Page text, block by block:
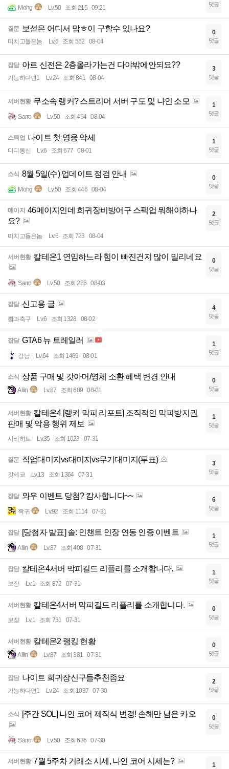
Mohg Lv.50 조회 215 09:21 댓글
질문 보섣은 어디서 맘ㅎ이 구할수 있나요?
미치고돌은놈 Lv.6 조회 562 08-04
0
댓글
잡담 아르 신전은 2층올라가는건 다야밖에안되요??
가능하다면1 Lv.24 조회 841 08-04
3
댓글
서버현황 무소속 랭커? 스트리머 서버 구도 및 나인 소모
Sarro Lv.50 조회 494 08-04
1
댓글
스펙업 나이트 첫 영웅 악세
디디통신 Lv.6 조회 677 08-01
1
댓글
소식 8월 5일(수) 업데이트 점검 안내
Mohg Lv.50 조회 446 08-04
0
댓글
메이지 46메이지인데 희귀장비방어구 스펙업 뭐해야하나
요?
미치고돌은놈 Lv.6 조회 723 08-04
2
댓글
서버현황 칼테온1 연임하느라 힘이 빠진건지 많이 밀리네요
Sarro Lv.50 조회 286 08-03
0
댓글
잡담 신고용 글
뢐과축구 Lv.6 조회 1328 08-02
4
댓글
잡담 GTA6 뉴 트레일러
강남 Lv.64 조회 1469 08-01
1
댓글
소식 상품 구매 및 갓아머/영체 소환 혜택 변경 안내
Aliin Lv.87 조회 689 08-01
0
댓글
서버현황 칼테온4 [랭커 막피 리포트] 조직적인 막피방지권
판매 및 악용 행위 제보
시리히트 Lv.35 조회 1023 07-31
1
댓글
질문 직업대미지vs대미지vs무기대미지(투표)
갓세쿄 Lv.13 조회 1364 07-31
3
댓글
잡담 와우 이벤트 당첨? 캄사합니다~~
짝귀 Lv.92 조회 1114 07-31
6
댓글
잡담 [당첨자 발표] 솔: 인챈트 인장 연동 인증 이벤트
Aliin Lv.87 조회 408 07-31
1
댓글
잡담 칼테온4서버 막피길드 리플리를 소개합니다.
보쟝 Lv.1 조회 872 07-31
1
댓글
서버현황 칼테온4서버 막피길드 리플리를 소개합니다.
보쟝 Lv.1 조회 731 07-31
0
댓글
서버현황 칼테온2 랭킹 현황
Aliin Lv.87 조회 381 07-31
0
댓글
잡담 나이트 희귀장신구들추천좀요
가능하다면1 Lv.24 조회 1037 07-30
2
댓글
소식 [주간 SOL] 나인 코어 제작식 변경! 손해만 남은 카오
Sarro Lv.50 조회 636 07-30
0
댓글
서버현황 7월 5주차 거래소 시세, 나인 코어 시세는? 1